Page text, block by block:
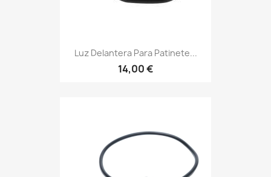
Luz Delantera Para Patinete...
14,00 €